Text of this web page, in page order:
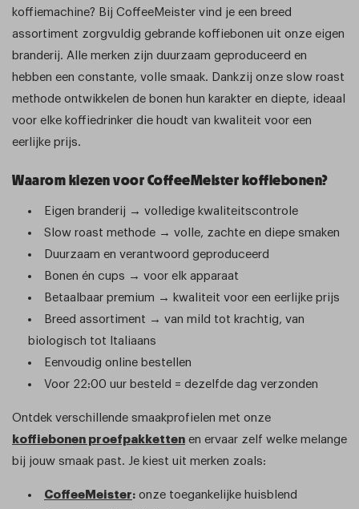
koffiemachine? Bij CoffeeMeister vind je een breed
assortiment zorgvuldig gebrande koffiebonen uit onze eigen
branderij. Alle merken zijn duurzaam geproduceerd en
hebben een constante, volle smaak. Dankzij onze slow roast
methode ontwikkelen de bonen hun karakter en diepte, ideaal
voor elke koffiedrinker die houdt van kwaliteit voor een
eerlijke prijs.
Waarom kiezen voor CoffeeMeister koffiebonen?
Eigen branderij → volledige kwaliteitscontrole
Slow roast methode → volle, zachte en diepe smaken
Duurzaam en verantwoord geproduceerd
Bonen én cups → voor elk apparaat
Betaalbaar premium → kwaliteit voor een eerlijke prijs
Breed assortiment → van mild tot krachtig, van
biologisch tot Italiaans
Eenvoudig online bestellen
Voor 22:00 uur besteld = dezelfde dag verzonden
Ontdek verschillende smaakprofielen met onze
koffiebonen proefpakketten en ervaar zelf welke melange
bij jouw smaak past. Je kiest uit merken zoals:
CoffeeMeister: onze toegankelijke huisblend